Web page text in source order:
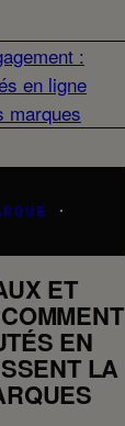
·
ET
EN
LA